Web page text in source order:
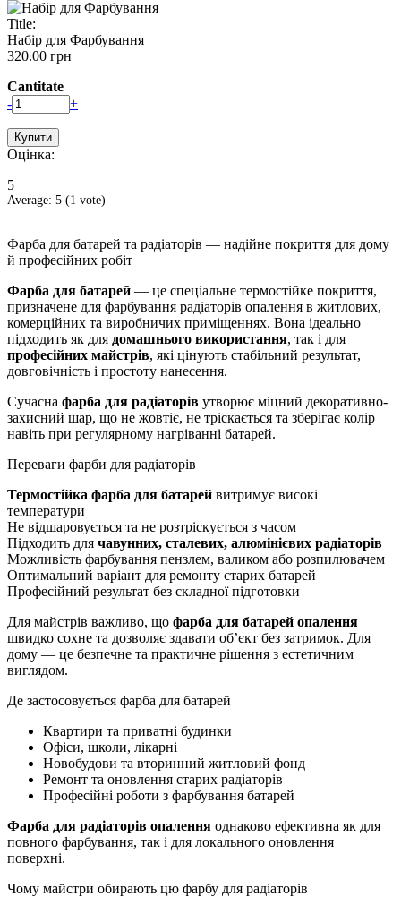
Title:
Набір для Фарбування
320.00 грн
Cantitate
-
+
Оцінка:
5
Average: 5 (1 vote)
Фарба для батарей та радіаторів — надійне покриття для дому
й професійних робіт
Фарба для батарей — це спеціальне термостійке покриття,
призначене для фарбування радіаторів опалення в житлових,
комерційних та виробничих приміщеннях. Вона ідеально
підходить як для домашнього використання, так і для
професійних майстрів, які цінують стабільний результат,
довговічність і простоту нанесення.
Сучасна фарба для радіаторів утворює міцний декоративно-
захисний шар, що не жовтіє, не тріскається та зберігає колір
навіть при регулярному нагріванні батарей.
Переваги фарби для радіаторів
Термостійка фарба для батарей витримує високі
температури
Не відшаровується та не розтріскується з часом
Підходить для чавунних, сталевих, алюмінієвих радіаторів
Можливість фарбування пензлем, валиком або розпилювачем
Оптимальний варіант для ремонту старих батарей
Професійний результат без складної підготовки
Для майстрів важливо, що фарба для батарей опалення
швидко сохне та дозволяє здавати об’єкт без затримок. Для
дому — це безпечне та практичне рішення з естетичним
виглядом.
Де застосовується фарба для батарей
Квартири та приватні будинки
Офіси, школи, лікарні
Новобудови та вторинний житловий фонд
Ремонт та оновлення старих радіаторів
Професійні роботи з фарбування батарей
Фарба для радіаторів опалення однаково ефективна як для
повного фарбування, так і для локального оновлення
поверхні.
Чому майстри обирають цю фарбу для радіаторів